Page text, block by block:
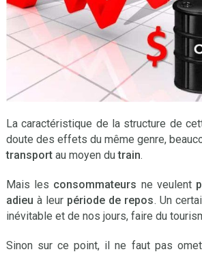
La caractéristique de la structure de
doute des effets du même genre,
transportau moyen dutrain.
Mais les consommateurs ne veulent
adieu à leur période de repos. Un
inévitable et de nos jours, faire du
Sinon sur ce point, il ne faut pas